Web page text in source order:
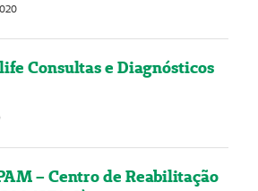
Consultas e Diagnósticos
– Centro de Reabilitação